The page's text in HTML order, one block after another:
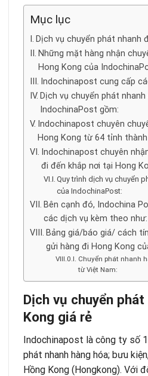
Mục lục
Dịch vụ chuyển phát nhanh
Những mặt hàng nhận
Hong Kong của
Indochinapost cung cấp
Dịch vụ chuyển phát
IndochinaPost gồm:
Indochinapost chuyên
Hong Kong từ 64 tỉnh
Indochinapost chuyên
đi đến khắp nơi tại Hong
Quy trình dịch vụ chuyển
của IndochinaPost:
Bên cạnh đó, Indochina
các dịch vụ kèm theo như:
Bảng giá/báo giá/ cách
gửi hàng đi Hong Kong
Chuyển phát nhanh
từ Việt Nam:
Dịch vụ chuyển
Kong giá rẻ
Indochinapost là công ty số
phát nhanh hàng hóa; bưu
Hồng Kong (Hongkong). Với